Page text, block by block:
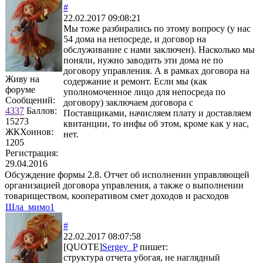
Живу на
форуме
Сообщений:
4337 Баллов:
15273
ЖКХоинов:
1205
Регистрация:
29.04.2016
#
22.02.2017 09:08:21
Мы тоже разбирались по этому вопросу (у нас
54 дома на непосреде, и договор на
обслуживание с нами заключен). Насколько мы
поняли, нужно заводить эти дома не по
договору управления. А в рамках договора на
содержание и ремонт. Если мы (как
уполномоченное лицо для непосреда по
договору) заключаем договора с
Поставщиками, начисляем плату и доставляем
квитанции, то инфы об этом, кроме как у нас,
нет.
Обсуждение формы 2.8. Отчет об исполнении управляющей
организацией договора управления, а также о выполнении
товариществом, кооперативом смет доходов и расходов
Шла_мимо1
#
22.02.2017 08:07:58
[QUOTE]Sergey_Pпишет:
структура отчета убогая, не наглядный